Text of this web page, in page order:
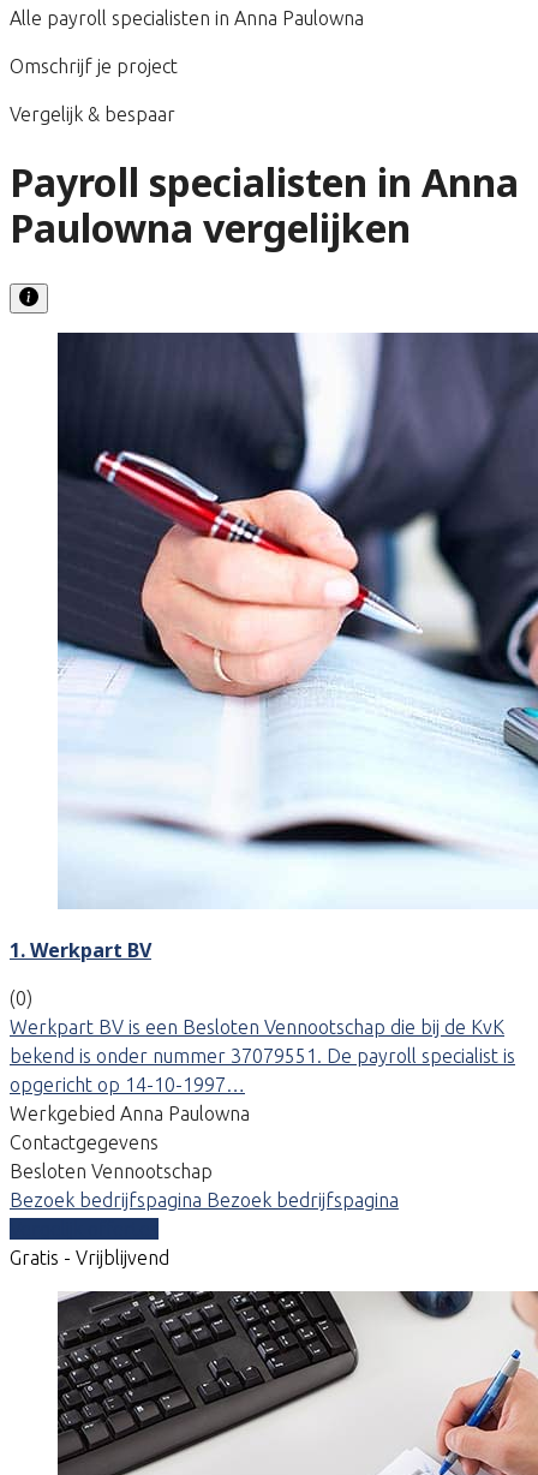
Alle payroll specialisten in Anna Paulowna
Omschrijf je project
Vergelijk & bespaar
Payroll specialisten in Anna
Paulowna vergelijken
1. Werkpart BV
(0)
Werkpart BV is een Besloten Vennootschap die bij de KvK
bekend is onder nummer 37079551. De payroll specialist is
opgericht op 14-10-1997…
Werkgebied Anna Paulowna
Contactgegevens
Besloten Vennootschap
Bezoek bedrijfspagina Bezoek bedrijfspagina
Gratis - Vrijblijvend